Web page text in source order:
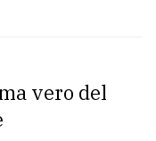
vero del